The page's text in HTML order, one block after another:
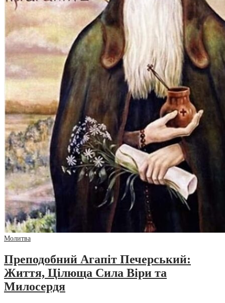
Молитва
Преподобний Агапіт Печерський:
Життя, Цілюща Сила Віри та
Милосердя